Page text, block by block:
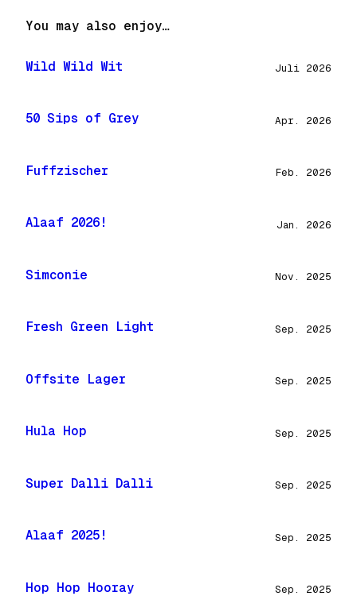
You may also enjoy…
Wild Wild Wit Juli 2026
50 Sips of Grey Apr. 2026
Fuffzischer Feb. 2026
Alaaf 2026! Jan. 2026
Simconie Nov. 2025
Fresh Green Light Sep. 2025
Offsite Lager Sep. 2025
Hula Hop Sep. 2025
Super Dalli Dalli Sep. 2025
Alaaf 2025! Sep. 2025
Hop Hop Hooray Sep. 2025